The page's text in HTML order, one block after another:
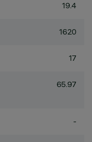
19.4
1620
17
65.97
-